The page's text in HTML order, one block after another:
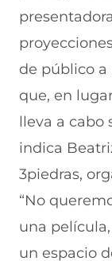
de público a
que, en
lleva a cabo
indica
3piedras,
“No
una
un espacio